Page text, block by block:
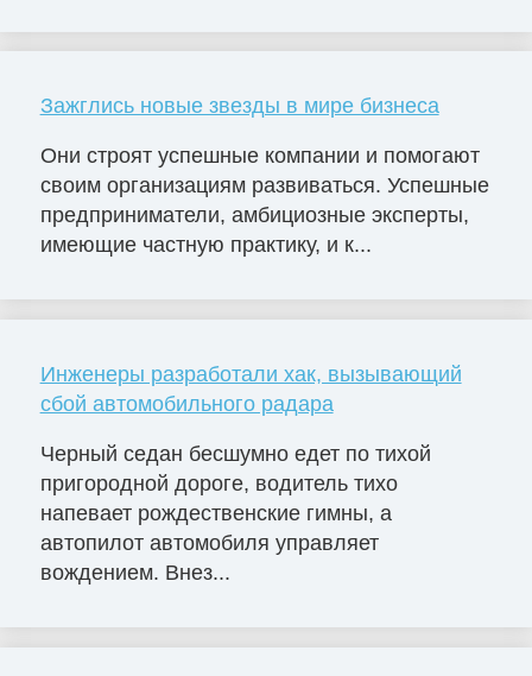
Зажглись новые звезды в мире бизнеса
Они строят успешные компании и помогают
своим организациям развиваться. Успешные
предприниматели, амбициозные эксперты,
имеющие частную практику, и к...
Инженеры разработали хак, вызывающий
сбой автомобильного радара
Черный седан бесшумно едет по тихой
пригородной дороге, водитель тихо
напевает рождественские гимны, а
автопилот автомобиля управляет
вождением. Внез...